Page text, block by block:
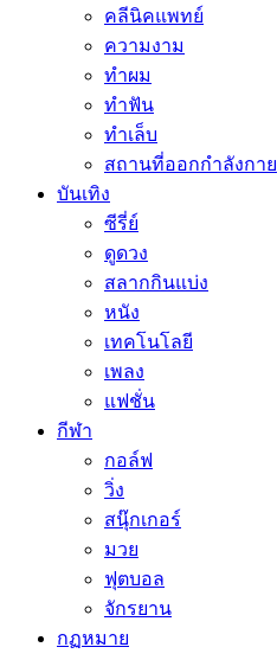
คลีนิคแพทย์
ความงาม
ทำผม
ทำฟัน
ทำเล็บ
สถานที่ออกกำลังกาย
บันเทิง
ซีรี่ย์
ดูดวง
สลากกินแบ่ง
หนัง
เทคโนโลยี
เพลง
แฟชั่น
กีฬา
กอล์ฟ
วิ่ง
สนุ๊กเกอร์
มวย
ฟุตบอล
จักรยาน
กฏหมาย